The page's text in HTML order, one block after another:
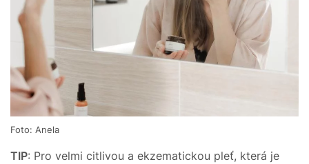
Foto: Anela
TIP: Pro velmi citlivou a ekzematickou pleť, která je